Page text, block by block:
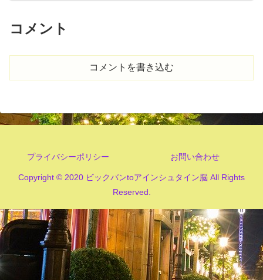
コメント
コメントを書き込む
プライバシーポリシー お問い合わせ
Copyright © 2020 ビックバンtoアインシュタイン脳 All Rights
Reserved.